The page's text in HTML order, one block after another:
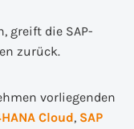
greift die SAP-
zurück.
vorliegenden
Cloud, SAP